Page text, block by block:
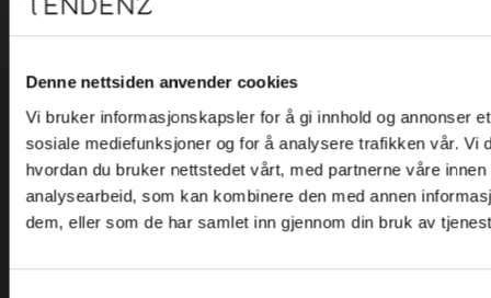
Denne nettsiden anvender cookies
Vi bruker informasjonskapsler for å gi innhold og annonser
sosiale mediefunksjoner og for å analysere trafikken vår. Vi
hvordan du bruker nettstedet vårt, med partnerne våre
analysearbeid, som kan kombinere den med annen
dem, eller som de har samlet inn gjennom din bruk av
Kjøpsvilkår
Personvern
Holtegata 26, 0355 Oslo
Telefon: +47 22 92 50 00
E-post: kundeservice@tendenz.net
Nyttige lenker
Datablad